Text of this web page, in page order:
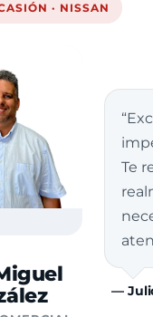
· NISSAN
Te
—